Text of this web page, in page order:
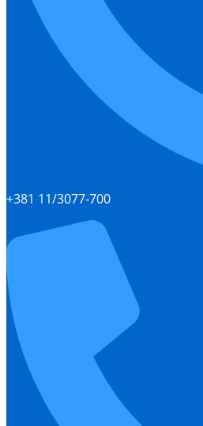
+381 11/3077-700